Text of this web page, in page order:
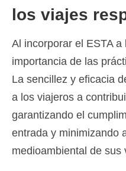
los viajes
Al incorporar el ESTA
importancia de las
La sencillez y eficacia
a los viajeros a
garantizando el
entrada y minimizando
medioambiental de sus